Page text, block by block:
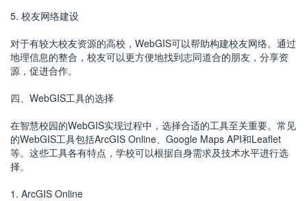
5. 校友网络建设
对于有较大校友资源的高校，WebGIS可以帮助构建校友网络。通过
地理信息的整合，校友可以更方便地找到志同道合的朋友，分享资
源，促进合作。
四、WebGIS工具的选择
在智慧校园的WebGIS实现过程中，选择合适的工具至关重要。常见
的WebGIS工具包括ArcGIS Online、Google Maps API和Leaflet
等。这些工具各有特点，学校可以根据自身需求及技术水平进行选
择。
1. ArcGIS Online